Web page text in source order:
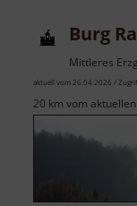
Burg
Mittleres
aktuell vom 26.04.2026 /
20 km vom